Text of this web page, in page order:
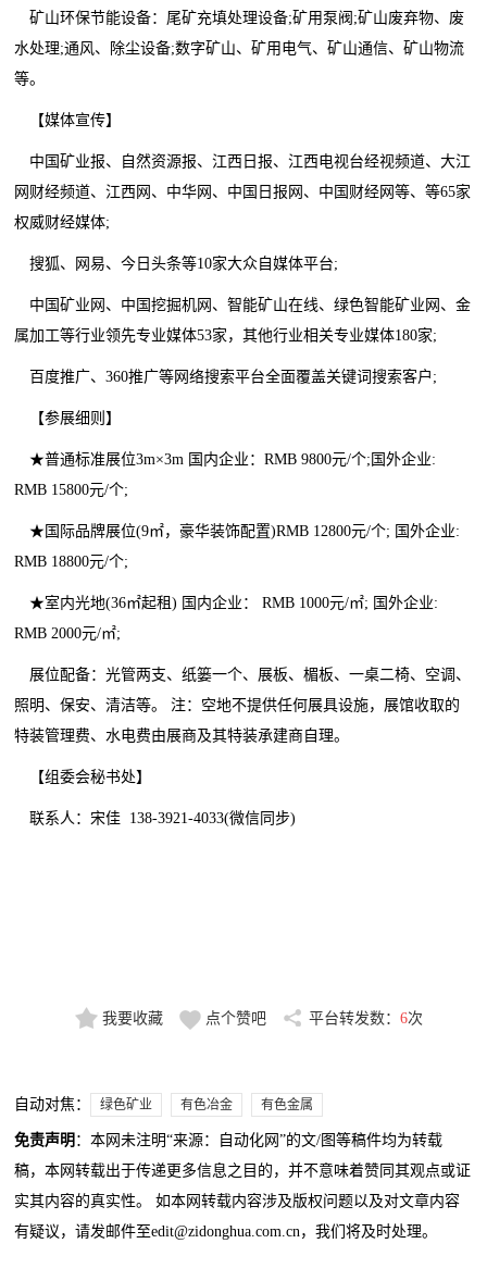
矿山环保节能设备：尾矿充填处理设备;矿用泵阀;矿山废弃物、废
水处理;通风、除尘设备;数字矿山、矿用电气、矿山通信、矿山物流
等。
【媒体宣传】
中国矿业报、自然资源报、江西日报、江西电视台经视频道、大江
网财经频道、江西网、中华网、中国日报网、中国财经网等、等65家
权威财经媒体;
搜狐、网易、今日头条等10家大众自媒体平台;
中国矿业网、中国挖掘机网、智能矿山在线、绿色智能矿业网、金
属加工等行业领先专业媒体53家，其他行业相关专业媒体180家;
百度推广、360推广等网络搜索平台全面覆盖关键词搜索客户;
【参展细则】
★普通标准展位3m×3m 国内企业：RMB 9800元/个;国外企业:
RMB 15800元/个;
★国际品牌展位(9㎡，豪华装饰配置)RMB 12800元/个; 国外企业:
RMB 18800元/个;
★室内光地(36㎡起租) 国内企业： RMB 1000元/㎡; 国外企业:
RMB 2000元/㎡;
展位配备：光管两支、纸篓一个、展板、楣板、一桌二椅、空调、
照明、保安、清洁等。 注：空地不提供任何展具设施，展馆收取的
特装管理费、水电费由展商及其特装承建商自理。
【组委会秘书处】
联系人：宋佳 138-3921-4033(微信同步)
我要收藏 点个赞吧 平台转发数： 6次
自动对焦： 绿色矿业 有色冶金 有色金属
免责声明 ：本网未注明“来源：自动化网”的文/图等稿件均为转载
稿，本网转载出于传递更多信息之目的，并不意味着赞同其观点或证
实其内容的真实性。 如本网转载内容涉及版权问题以及对文章内容
有疑议，请发邮件至edit@zidonghua.com.cn，我们将及时处理。